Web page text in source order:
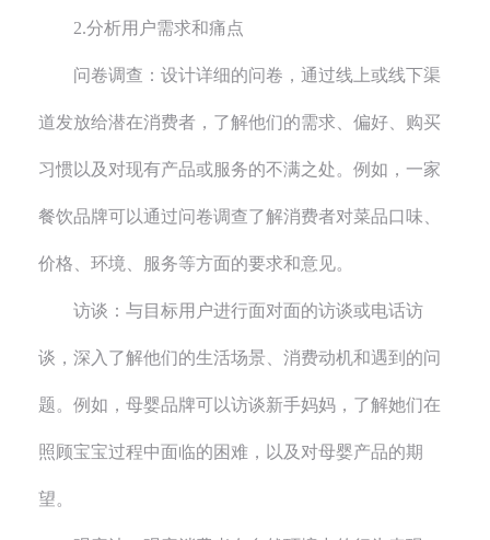
2.分析用户需求和痛点
问卷调查：设计详细的问卷，通过线上或线下渠
道发放给潜在消费者，了解他们的需求、偏好、购买
习惯以及对现有产品或服务的不满之处。例如，一家
餐饮品牌可以通过问卷调查了解消费者对菜品口味、
价格、环境、服务等方面的要求和意见。
访谈：与目标用户进行面对面的访谈或电话访
谈，深入了解他们的生活场景、消费动机和遇到的问
题。例如，母婴品牌可以访谈新手妈妈，了解她们在
照顾宝宝过程中面临的困难，以及对母婴产品的期
望。